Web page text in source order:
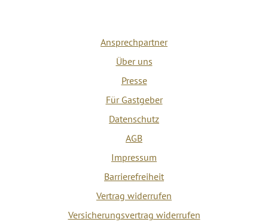
Ansprechpartner
Über uns
Presse
Für Gastgeber
Datenschutz
AGB
Impressum
Barrierefreiheit
Vertrag widerrufen
Versicherungsvertrag widerrufen